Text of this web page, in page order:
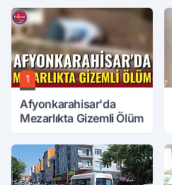
1
Afyonkarahisar'da
Mezarlıkta Gizemli Ölüm